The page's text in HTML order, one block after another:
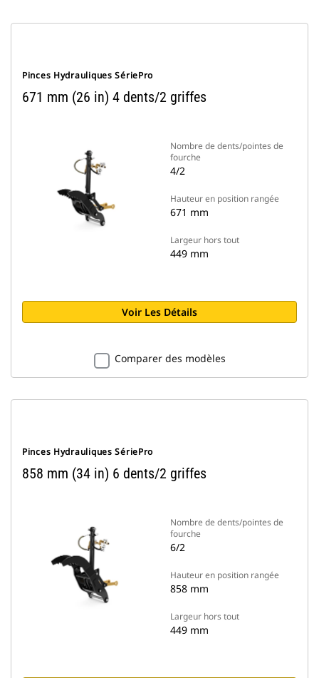
Pinces Hydrauliques SériePro
671 mm (26 in) 4 dents/2 griffes
Nombre de dents/pointes de
fourche
4/2
Hauteur en position rangée
671 mm
Largeur hors tout
449 mm
Voir Les Détails
Comparer des modèles
Pinces Hydrauliques SériePro
858 mm (34 in) 6 dents/2 griffes
Nombre de dents/pointes de
fourche
6/2
Hauteur en position rangée
858 mm
Largeur hors tout
449 mm